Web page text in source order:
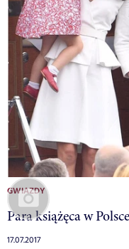
GWIAZDY
Para książęca w
17.07.2017